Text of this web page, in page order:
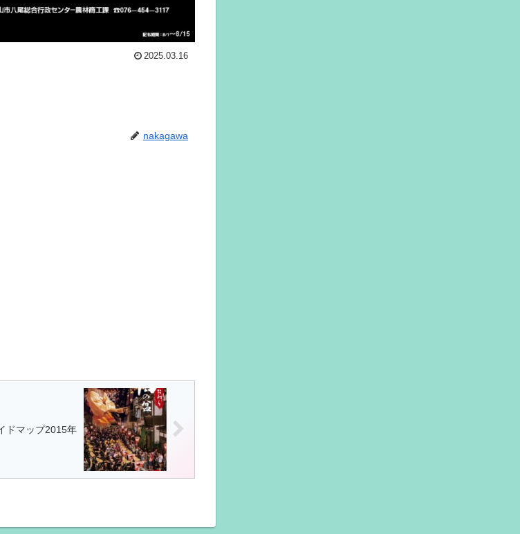
2025.03.16
nakagawa
ドマップ2015年